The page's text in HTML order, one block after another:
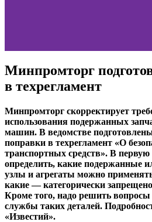
Минпромторг
в техрегламент
Минпромторг скорректирует
использования подержанных
машин. В ведомстве
поправки в техрегламент «О
транспортных средств». В первую
определить, какие подержанные
узлы и агрегаты можно
какие — категорически
Кроме того, надо решить
службы таких деталей.
«Известий».